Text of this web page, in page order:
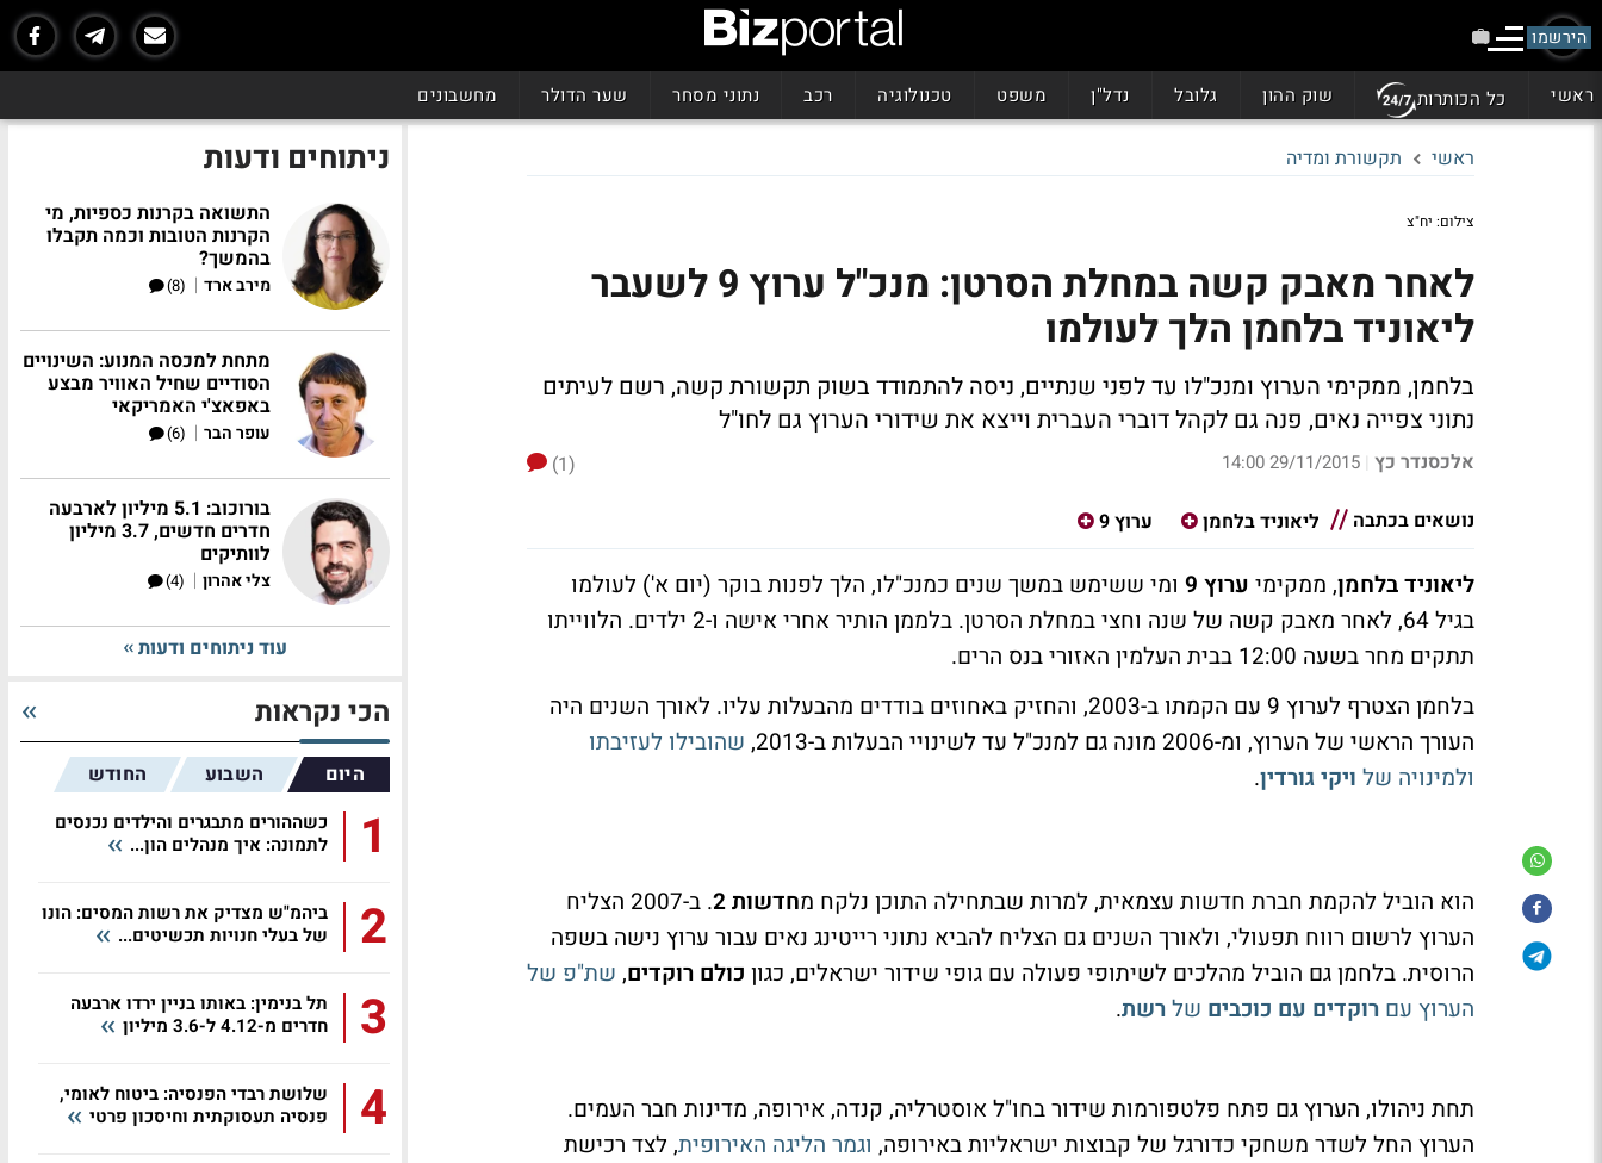
הירשמו
ראשי כל הכותרות שוק ההון גלובל נדל"ן משפט טכנולוגיה רכב נתוני מסחר שער הדולר מחשבונים
ראשי תקשורת ומדיה
צילום: יח"צ
לאחר מאבק קשה במחלת הסרטן: מנכ"ל ערוץ 9 לשעבר
ליאוניד בלחמן הלך לעולמו
בלחמן, ממקימי הערוץ ומנכ"לו עד לפני שנתיים, ניסה להתמודד בשוק תקשורת קשה, רשם לעיתים
נתוני צפייה נאים, פנה גם לקהל דוברי העברית וייצא את שידורי הערוץ גם לחו"ל
אלכסנדר כץ |
29/11/2015 14:00
(1)
נושאים בכתבה
ליאוניד בלחמן ערוץ 9
ליאוניד בלחמן, ממקימי ערוץ 9
ומי ששימש במשך שנים כמנכ"לו, הלך לפנות בוקר (יום א') לעולמו
בגיל 64, לאחר מאבק קשה של שנה וחצי במחלת הסרטן. בלממן הותיר אחרי אישה ו-2 ילדים. הלווייתו
תתקים מחר בשעה 12:00 בבית העלמין האזורי בנס הרים.
בלחמן הצטרף לערוץ 9 עם הקמתו ב-2003, והחזיק באחוזים בודדים מהבעלות עליו. לאורך השנים היה
העורך הראשי של הערוץ, ומ-2006 מונה גם למנכ"ל עד לשינויי הבעלות ב-2013,
שהובילו לעזיבתו
ולמינויה של ויקי גורדין.
הוא הוביל להקמת חברת חדשות עצמאית, למרות שבתחילה התוכן נלקח מחדשות 2
. ב-2007 הצליח
הערוץ לרשום רווח תפעולי, ולאורך השנים גם הצליח להביא נתוני רייטינג נאים עבור ערוץ נישה בשפה
הרוסית. בלחמן גם הוביל מהלכים לשיתופי פעולה עם גופי שידור ישראלים, כגון כולם רוקדים, שת"פ של
הערוץ עם רוקדים עם כוכבים שלרשת.
תחת ניהולו, הערוץ גם פתח פלטפורמות שידור בחו"ל אוסטרליה, קנדה, אירופה, מדינות חבר העמים.
הערוץ החל לשדר משחקי כדורגל של קבוצות ישראליות באירופה, וגמר הליגה האירופית, לצד רכישת
ניתוחים ודעות
התשואה בקרנות כספיות, מי
הקרנות הטובות וכמה תקבלו
בהמשך?
מירב ארד |
(8)
מתחת למכסה המנוע: השינויים
הסודיים שחיל האוויר מבצע
באפאצ'י האמריקאי
עופר הבר |
(6)
בורוכוב: 5.1 מיליון לארבעה
חדרים חדשים, 3.7 מיליון
לוותיקים
צלי אהרון |
(4)
עוד ניתוחים ודעות
הכי נקראות
היום השבוע החודש
1
כשההורים מתבגרים והילדים נכנסים
לתמונה: איך מנהלים הון...
2
ביהמ"ש מצדיק את רשות המסים: הונו
של בעלי חנויות תכשיטים...
3
תל בנימין: באותו בניין ירדו ארבעה
חדרים מ-4.12 ל-3.6 מיליון
4
שלושת רבדי הפנסיה: ביטוח לאומי,
פנסיה תעסוקתית וחיסכון פרטי